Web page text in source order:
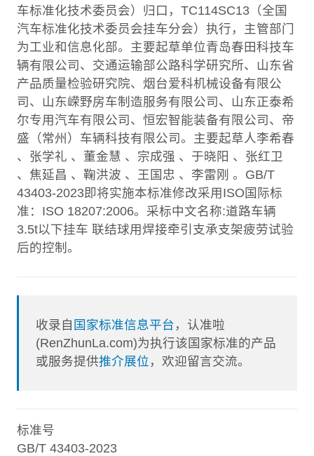
车标准化技术委员会）归口，TC114SC13（全国
汽车标准化技术委员会挂车分会）执行，主管部门
为工业和信息化部。主要起草单位青岛春田科技车
辆有限公司、交通运输部公路科学研究所、山东省
产品质量检验研究院、烟台爱科机械设备有限公
司、山东嵘野房车制造服务有限公司、山东正泰希
尔专用汽车有限公司、恒宏智能装备有限公司、帝
盛（常州）车辆科技有限公司。主要起草人李希春
、张学礼 、董金慧 、宗成强 、于晓阳 、张红卫
、焦延昌 、鞠洪波 、王国忠 、李雷刚 。GB/T
43403-2023即将实施本标准修改采用ISO国际标
准：ISO 18207:2006。采标中文名称:道路车辆
3.5t以下挂车 联结球用焊接牵引支承支架疲劳试验
后的控制。
收录自 国家标准信息平台 ，认准啦
(RenZhunLa.com)为执行该国家标准的产品
或服务提供推介展位 ，欢迎留言交流。
标准号
GB/T 43403-2023